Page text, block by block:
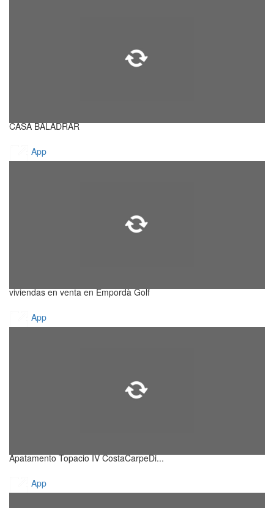
CASA BALADRAR
App
viviendas en venta en Empordà Golf
App
Apatamento Topacio IV CostaCarpeDi...
App